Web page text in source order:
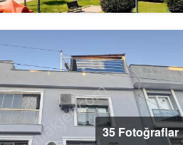
35 Fotoğraflar